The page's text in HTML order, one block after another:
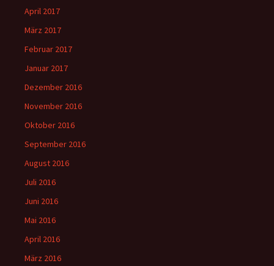
April 2017
März 2017
Februar 2017
Januar 2017
Dezember 2016
November 2016
Oktober 2016
September 2016
August 2016
Juli 2016
Juni 2016
Mai 2016
April 2016
März 2016